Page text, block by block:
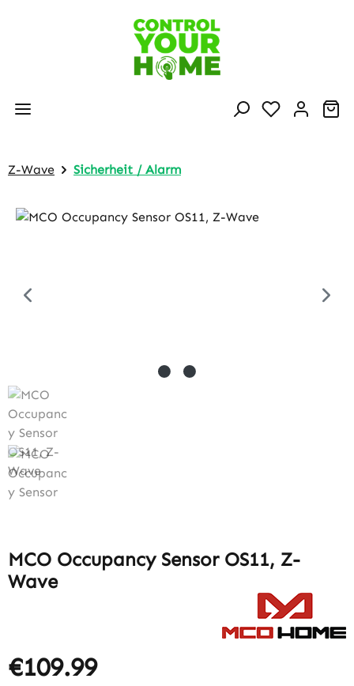
Z-Wave Sicherheit / Alarm
Skip image gallery
MCO Occupancy Sensor OS11, Z-
Wave
€109.99